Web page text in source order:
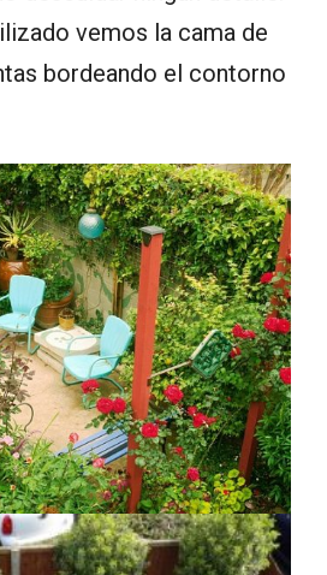
vemos la cama de
bordeando el contorno